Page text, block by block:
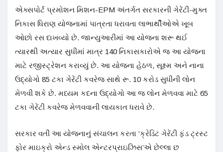
એક્સપોર્ટ પ્રમોશન મિશન-EPM અંતર્ગત સરકારની ગેરેંટી-મુક્ત
નિકાસ ધિરાણ યોજનામાં પાત્રતા ધરાવતા લાભાર્થીઓએ ખૂબ
ઓછો રસ દાખવ્યો છે. જાન્યુઆરીમાં આ યોજના શરૂ થઈ
ત્યારથી અત્યાર સુધીમાં માત્ર 140 નિકાસકારોએ જ આ યોજના
માટે રજીસ્ટ્રેશન કરાવ્યું છે. આ યોજના હેઠળ, સૂક્ષ્મ અને નાના
ઉદ્યોગો 85 ટકા ગેરેંટી કવરેજ સાથે રૂ. 10 કરોડ સુધીની લોન
મેળવી શકે છે. મધ્યમ કદના ઉદ્યોગો આ જ લોન મેળવવા માટે 65
ટકા ગેરેંટી કવરેજ મેળવવાની લાયકાત ધરાવે છે.
સરકાર વતી આ યોજનાનું સંચાલન કરતા ‘ક્રેડિટ ગેરેંટી ફંડ ટ્રસ્ટ
ફોર માઇક્રો એન્ડ સ્મોલ એન્ટરપ્રાઇઝિસ’એ છેલ્લા છ